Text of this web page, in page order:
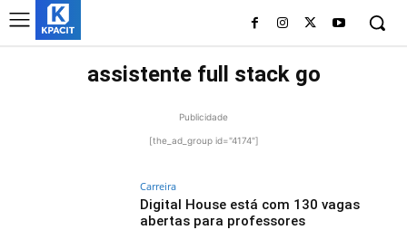
assistente full stack go
Publicidade
[the_ad_group id="4174"]
Carreira
Digital House está com 130 vagas
abertas para professores